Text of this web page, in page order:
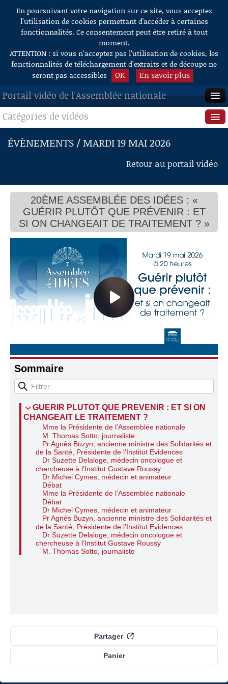
Aller au contenu
En poursuivant votre navigation sur ce site, vous acceptez
l’utilisation de cookies permettant d'accéder à certaines
fonctionnalités. Ce consentement peut être retiré à tout
moment.
ATTENTION : si vous n’acceptez pas l’utilisation de cookies, les
fonctionnalités de téléchargement d’extraits et de découpe ne
seront pas accessibles
OK En savoir plus
Portail vidéo de l'Assemblée nationale
ACCUEIL
EN DIRECT
RECHERCHE
AIDE À LA DÉCOUPE
DE VIDÉOS
Catégories de vidéos
Séance publique
Questions au Gouvernement
Commissions
Présidence
Évènements
Connaissance, Histoire
Autres
ÉVÈNEMENTS / MARDI 19 MAI 2026
Retour au portail vidéo
20ÈME ASSEMBLÉE DES IDÉES : «
GUÉRIR PLUTÔT QUE PRÉVENIR : ET
SI ON CHANGEAIT DE TRAITEMENT ? »
Sommaire
GUERIR PLUTOT QUE PREVENIR : ET SI ON
CHANGEAIT LE TRAITEMENT ?
Mme la Présidente de l’Assemblée nationale
M. Thomas Sotto, journaliste
Pr Agnès Buzyn, ancienne ministre des Solidarités et
de la Santé, Présidente de l’Institut Evidences
Dr Suzette Delaloge, médecin oncologue et
chercheuse à l’Institut Gustave Roussy
Dr Michel Cymes, médecin et animateur
Débat
Mme la Présidente de l’Assemblée nationale
Débat
Dr Michel Cymes, médecin et animateur
Pr Agnès Buzyn, ancienne ministre des Solidarités et
de la Santé, Présidente de l’Institut Evidences
Dr Suzette Delaloge, médecin oncologue et
chercheuse à l’Institut Gustave Roussy
M. Thomas Sotto, journaliste
Panier
Partager